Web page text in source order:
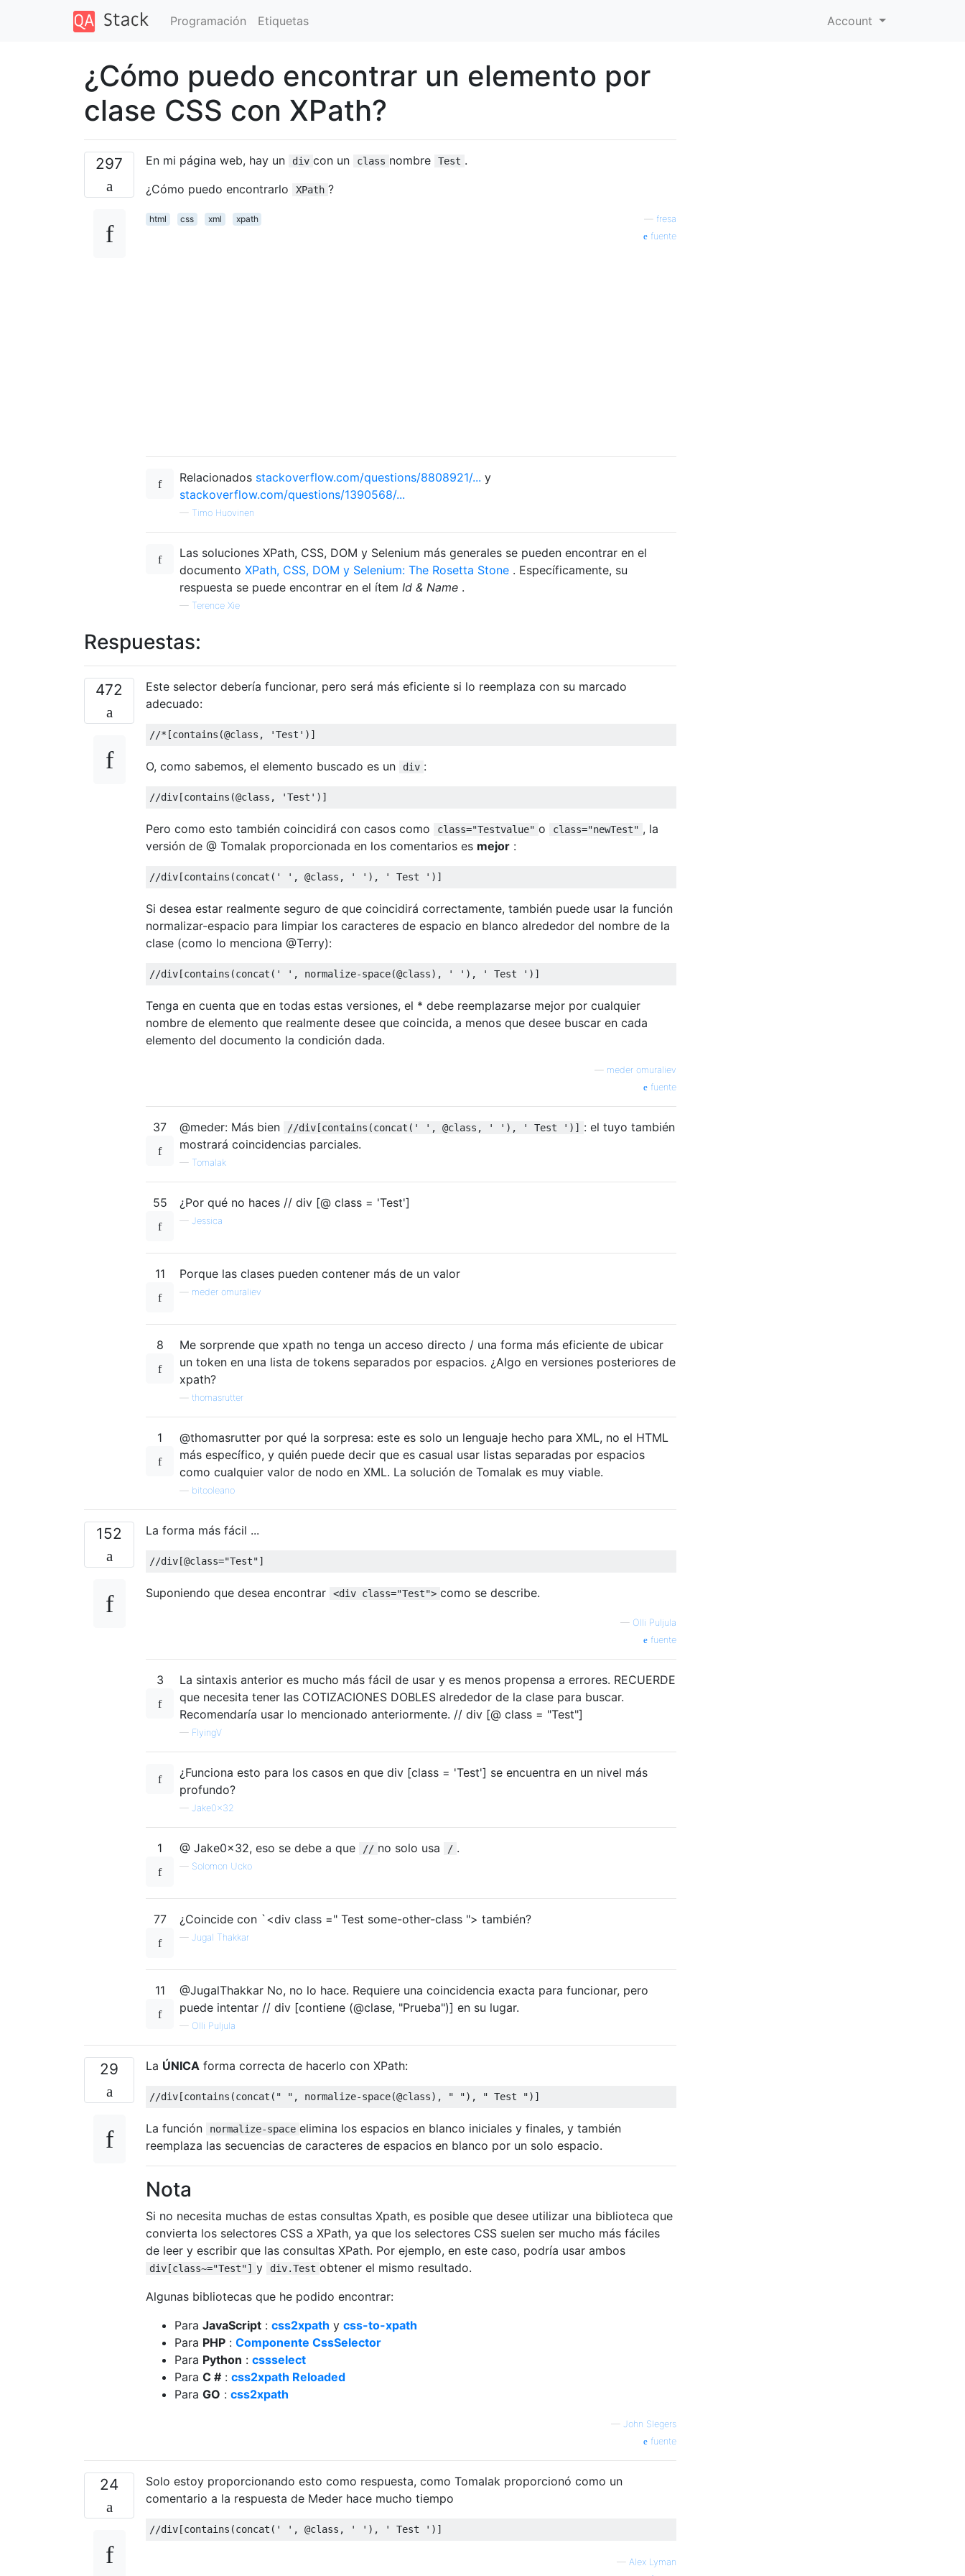
Programación Etiquetas Account
¿Cómo puedo encontrar un elemento por
clase CSS con XPath?
297 En mi página web, hay un div con un class nombre Test .
¿Cómo puedo encontrarlo
XPath ?
html css xml xpath
fresa
fuente
Relacionados stackoverflow.com/questions/8808921/... y
stackoverflow.com/questions/1390568/...
— Timo Huovinen
Las soluciones XPath, CSS, DOM y Selenium más generales se pueden encontrar en el
documento XPath, CSS, DOM y Selenium: The Rosetta Stone . Específicamente, su
respuesta se puede encontrar en el ítem Id & Name .
— Terence Xie
Respuestas:
472
Este selector debería funcionar, pero será más eficiente si lo reemplaza con su marcado
adecuado:
//*[contains(@class, 'Test')]
O, como sabemos, el elemento buscado es un div :
//div[contains(@class, 'Test')]
Pero como esto también coincidirá con casos como class="Testvalue" o class="newTest" , la
versión de @ Tomalak proporcionada en los comentarios es mejor :
//div[contains(concat(' ', @class, ' '), ' Test ')]
Si desea estar realmente seguro de que coincidirá correctamente, también puede usar la función
normalizar-espacio para limpiar los caracteres de espacio en blanco alrededor del nombre de la
clase (como lo menciona @Terry):
//div[contains(concat(' ', normalize-space(@class), ' '), ' Test ')]
Tenga en cuenta que en todas estas versiones, el * debe reemplazarse mejor por cualquier
nombre de elemento que realmente desee que coincida, a menos que desee buscar en cada
elemento del documento la condición dada.
meder omuraliev
fuente
37 @meder: Más bien //div[contains(concat(' ', @class, ' '), ' Test ')] : el tuyo también
mostrará coincidencias parciales.
— Tomalak
55 ¿Por qué no haces // div [@ class = 'Test']
— Jessica
11 Porque las clases pueden contener más de un valor
meder omuraliev
8
Me sorprende que xpath no tenga un acceso directo / una forma más eficiente de ubicar
un token en una lista de tokens separados por espacios. ¿Algo en versiones posteriores de
xpath?
thomasrutter
1
@thomasrutter por qué la sorpresa: este es solo un lenguaje hecho para XML, no el HTML
más específico, y quién puede decir que es casual usar listas separadas por espacios
como cualquier valor de nodo en XML. La solución de Tomalak es muy viable.
bitooleano
152 La forma más fácil ...
//div[@class="Test"]
Suponiendo que desea encontrar <div class="Test"> como se describe.
— Olli Puljula
fuente
3
La sintaxis anterior es mucho más fácil de usar y es menos propensa a errores. RECUERDE
que necesita tener las COTIZACIONES DOBLES alrededor de la clase para buscar.
Recomendaría usar lo mencionado anteriormente. // div [@ class = "Test"]
— FlyingV
¿Funciona esto para los casos en que div [class = 'Test'] se encuentra en un nivel más
profundo?
— Jake0x32
1 @ Jake0x32, eso se debe a que // no solo usa / .
— Solomon Ucko
77 ¿Coincide con `<div class =" Test some-other-class "> también?
— Jugal Thakkar
11
@JugalThakkar No, no lo hace. Requiere una coincidencia exacta para funcionar, pero
puede intentar // div [contiene (@clase, "Prueba")] en su lugar.
— Olli Puljula
29 La ÚNICA forma correcta de hacerlo con XPath:
//div[contains(concat(" ", normalize-space(@class), " "), " Test ")]
La función normalize-space elimina los espacios en blanco iniciales y finales, y también
reemplaza las secuencias de caracteres de espacios en blanco por un solo espacio.
Nota
Si no necesita muchas de estas consultas Xpath, es posible que desee utilizar una biblioteca que
convierta los selectores CSS a XPath, ya que los selectores CSS suelen ser mucho más fáciles
de leer y escribir que las consultas XPath. Por ejemplo, en este caso, podría usar ambos
div[class~="Test"] y div.Test obtener el mismo resultado.
Algunas bibliotecas que he podido encontrar:
Para JavaScript : css2xpath y css-to-xpath
Para PHP : Componente CssSelector
Para Python : cssselect
Para C # : css2xpath Reloaded
Para GO : css2xpath
— John Slegers
fuente
24
Solo estoy proporcionando esto como respuesta, como Tomalak proporcionó como un
comentario a la respuesta de Meder hace mucho tiempo
//div[contains(concat(' ', @class, ' '), ' Test ')]
— Alex Lyman